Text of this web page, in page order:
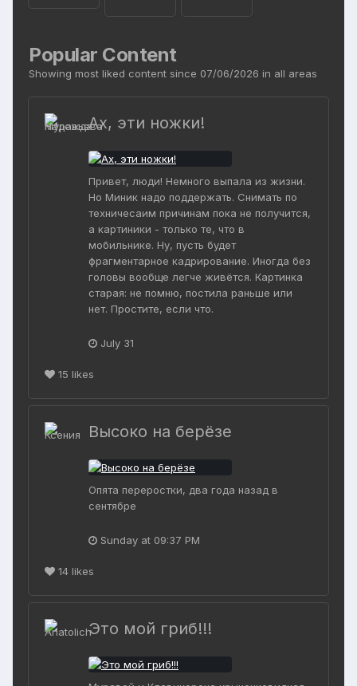
Popular Content
Showing most liked content since 07/06/2026 in all areas
Ах, эти ножки!
Привет, люди! Немного выпала из жизни.
Но Миник надо поддержать. Снимать по
техничесаим причинам пока не получится,
а картиники - только те, что в
мобильнике. Ну, пусть будет
фрагментарное кадрирование. Иногда без
головы вообще легче живётся. Картинка
старая: не помню, постила раньше или
нет. Простите, если что.
July 31
15 likes
Высоко на берёзе
Опята переростки, два года назад в
сентябре
Sunday at 09:37 PM
14 likes
Это мой гриб!!!